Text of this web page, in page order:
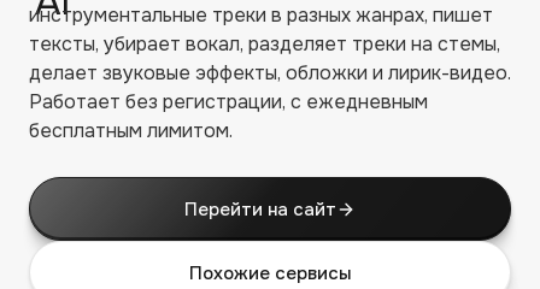
инструментальные треки в разных жанрах, пишет
тексты, убирает вокал, разделяет треки на стемы,
делает звуковые эффекты, обложки и лирик-видео.
Работает без регистрации, с ежедневным
бесплатным лимитом.
Перейти на сайт
Похожие сервисы